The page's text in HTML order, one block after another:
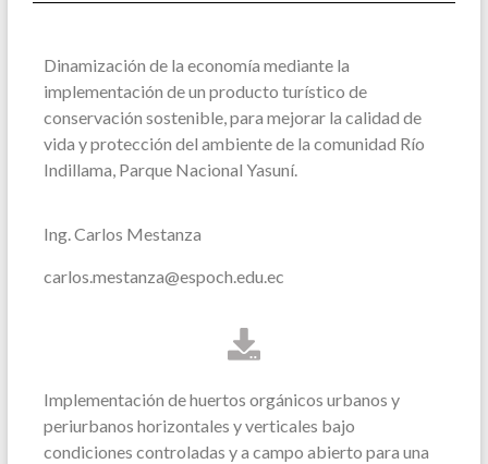
Dinamización de la economía mediante la
implementación de un producto turístico de
conservación sostenible, para mejorar la calidad de
vida y protección del ambiente de la comunidad Río
Indillama, Parque Nacional Yasuní.
Ing. Carlos Mestanza
carlos.mestanza@espoch.edu.ec
Implementación de huertos orgánicos urbanos y
periurbanos horizontales y verticales bajo
condiciones controladas y a campo abierto para una